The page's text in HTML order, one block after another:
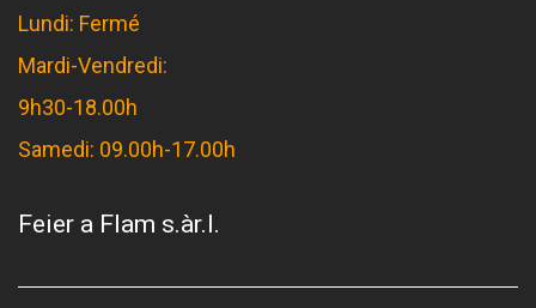
Lundi: Fermé
Mardi-Vendredi:
9h30-18.00h
Samedi: 09.00h-17.00h
Feier a Flam s.àr.l.